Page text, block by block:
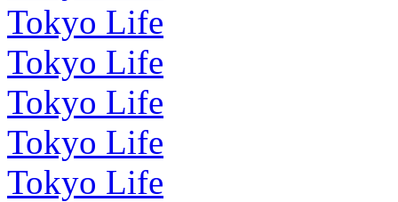
Tokyo Life
Tokyo Life
Tokyo Life
Tokyo Life
Tokyo Life